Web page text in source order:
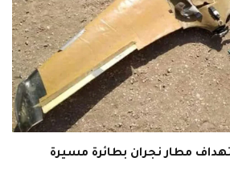
مطار نجران بطائرة مسيرة